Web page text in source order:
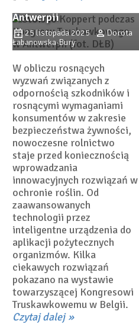
roślin – co pokazano w
Antwerpii
25 listopada 2025
Dorota
Łabanowska-Bury
W obliczu rosnących
wyzwań związanych z
odpornością szkodników i
rosnącymi wymaganiami
konsumentów w zakresie
bezpieczeństwa żywności,
nowoczesne rolnictwo
staje przed koniecznością
wprowadzania
innowacyjnych rozwiązań w
ochronie roślin. Od
zaawansowanych
technologii przez
inteligentne urządzenia do
aplikacji pożytecznych
organizmów. Kilka
ciekawych rozwiązań
pokazano na wystawie
towarzyszącej Kongresowi
Truskawkowemu w Belgii.
Czytaj dalej